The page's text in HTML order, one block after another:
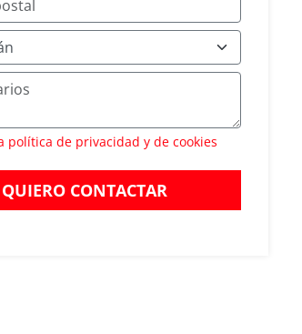
política de privacidad y de cookies
QUIERO CONTACTAR